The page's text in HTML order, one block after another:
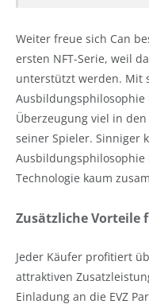
Weiter freue sich Can
ersten NFT-Serie, weil
unterstützt werden. Mit
Ausbildungsphilosophie
Überzeugung viel in
seiner Spieler. Sinniger
Ausbildungsphilosophie
Technologie kaum
Zusätzliche Vorteile
Jeder Käufer profitiert
attraktiven
Einladung an die EVZ